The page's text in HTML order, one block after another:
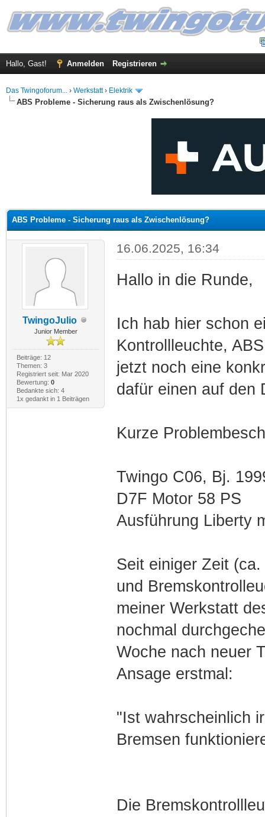
Hallo, Gast! Anmelden Registrieren
Das Twingoforum... › Werkstatt› Elektrik
ABS Probleme - Sicherung raus als Zwischenlösung?
ABS Probleme - Sicherung raus als Zwischenlösung?
TwingoJulio
Junior Member
Beiträge: 12
Themen: 3
Registriert seit: Mar 2020
Bewertung: 0
Bedankte sich: 4
1x gedankt in 1 Beiträgen
16.06.2025, 16:34
Hallo in die Runde,
Ich hab hier schon
Kontrollleuchte,
jetzt noch eine
dafür einen auf den
Kurze
Twingo C06, Bj.
D7F Motor 58 PS
Ausführung Liberty
Seit einiger Zeit
und
meiner Werkstatt
nochmal
Woche nach neuer
Ansage erstmal:
"Ist wahrscheinlich
Bremsen
Die